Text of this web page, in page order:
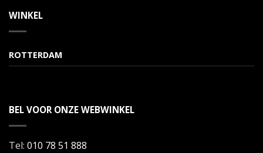
WINKEL
ROTTERDAM
BEL VOOR ONZE WEBWINKEL
Tel: 010 78 51 888